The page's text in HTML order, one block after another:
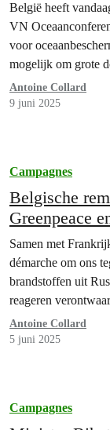
België heeft
VN
voor
mogelijk om grote
te beschermen als
vandaag toetraden
Antoine Collard
9 juni 2025
Campagnes
Belgische
Greenpeace
Samen met
démarche om ons
brandstoffen uit
reageren
Antoine Collard
5 juni 2025
Campagnes